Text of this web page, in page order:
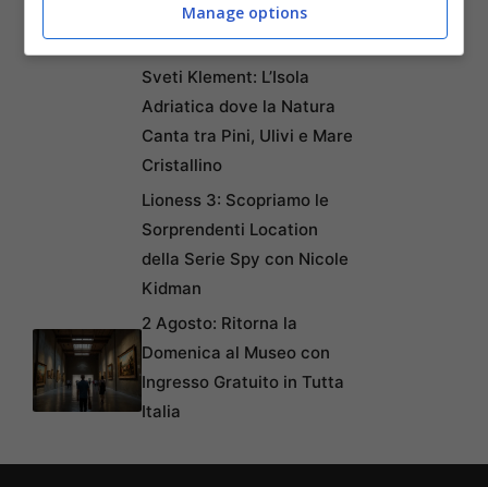
Leggendario Ponte di Dio
nel Nord della Spagna
Sveti Klement: L’Isola
Adriatica dove la Natura
Canta tra Pini, Ulivi e Mare
Cristallino
Lioness 3: Scopriamo le
Sorprendenti Location
della Serie Spy con Nicole
Kidman
2 Agosto: Ritorna la
Domenica al Museo con
Ingresso Gratuito in Tutta
Italia
Manage options